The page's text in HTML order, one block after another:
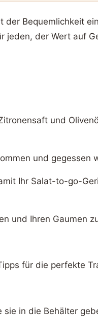
der Bequemlichkeit
jeden, der Wert auf
und
und gegessen
Ihr Salat-to-go-
und Ihren Gaumen
für die perfekte
in die Behälter